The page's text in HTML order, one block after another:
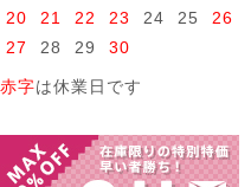
20
21 22 23 24 25
26
27
28 29 30
赤字は休業日です